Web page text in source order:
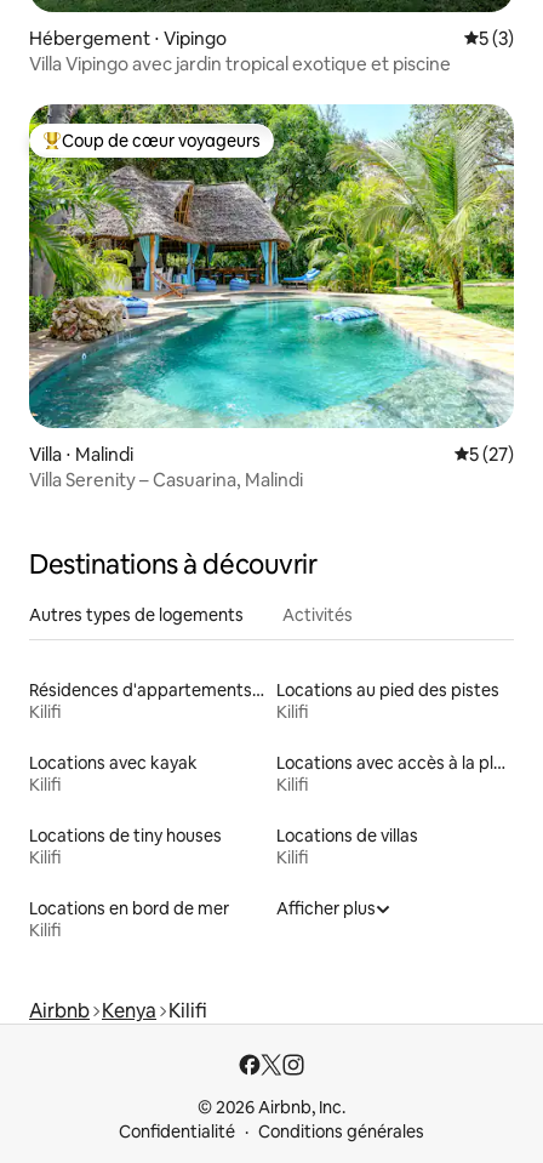
Hébergement ⋅ Vipingo
5 (3)
Villa Vipingo avec jardin tropical exotique et piscine
Coups de cœur voyageurs les plus appréciés
Coup de cœur voyageurs
Villa ⋅ Malindi
5 (27)
Villa Serenity – Casuarina, Malindi
Destinations à découvrir
Autres types de logements Activités
Résidences d'appartements en location
Kilifi
Locations au pied des pistes
Kilifi
Locations avec kayak
Kilifi
Locations avec accès à la plage
Kilifi
Locations de tiny houses
Kilifi
Locations de villas
Kilifi
Locations en bord de mer
Kilifi
Afficher plus
Airbnb Kenya Kilifi
© 2026 Airbnb, Inc.
Confidentialité
Conditions générales